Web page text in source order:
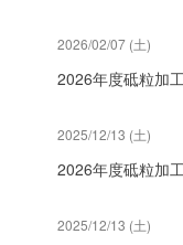
2026/02/07 (土)
2026年度砥粒加
2025/12/13 (土)
2026年度砥粒加
2025/12/13 (土)